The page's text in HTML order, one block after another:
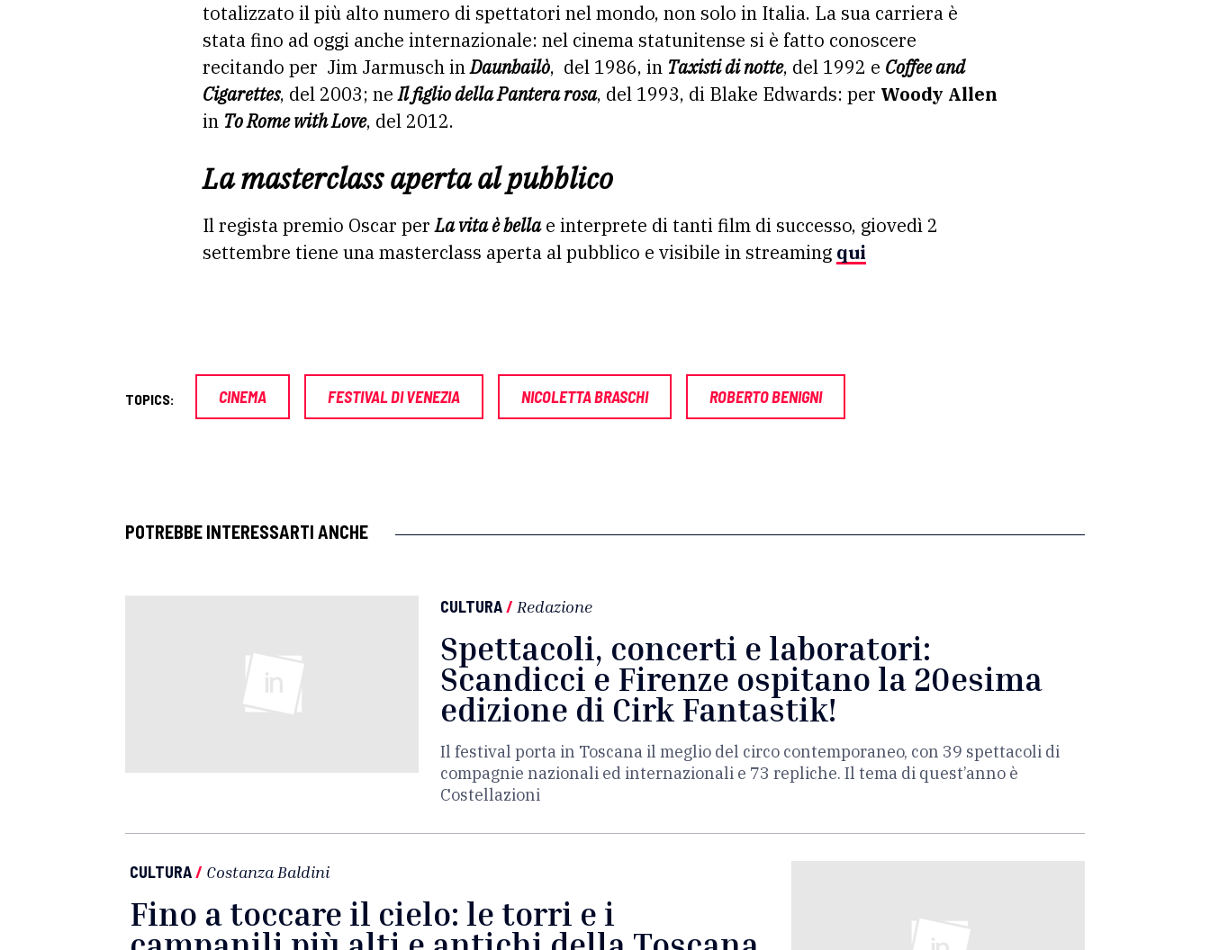
totalizzato il più alto numero di spettatori nel mondo, non solo in Italia. La sua carriera è
stata fino ad oggi anche internazionale: nel cinema statunitense si è fatto conoscere
recitando per Jim Jarmusch inDaunbailò, del 1986, in Taxisti di notte, del 1992 e Coffee and
Cigarettes, del 2003; neIl figlio della Pantera rosa, del 1993, di Blake Edwards: per Woody Allen
in To Rome with Love, del 2012.
La masterclass aperta al pubblico
Il regista premio Oscar perLa vita è bellae interprete di tanti film di successo, giovedì 2
settembre tiene una masterclass aperta al pubblico e visibile in streaming qui
TOPICS: CINEMA FESTIVAL DI VENEZIA NICOLETTA BRASCHI ROBERTO BENIGNI
POTREBBE INTERESSARTI ANCHE
CULTURA/ Redazione
Spettacoli, concerti e laboratori:
Scandicci e Firenze ospitano la 20esima
edizione di Cirk Fantastik!
Il festival porta in Toscana il meglio del circo contemporaneo, con 39 spettacoli di
compagnie nazionali ed internazionali e 73 repliche. Il tema di quest’anno è
Costellazioni
CULTURA/ Costanza Baldini
Fino a toccare il cielo: le torri e i